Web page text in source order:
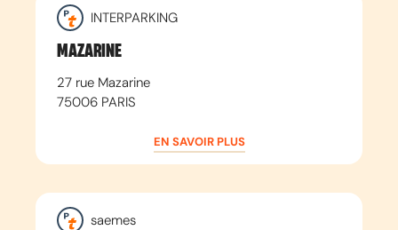
INTERPARKING
MAZARINE
27 rue Mazarine
75006 PARIS
EN SAVOIR PLUS
saemes